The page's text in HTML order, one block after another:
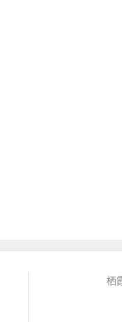
栖